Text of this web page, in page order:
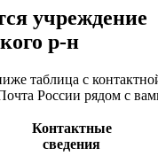
учреждение
р-н
таблица с
России рядом с
Контактные
сведения